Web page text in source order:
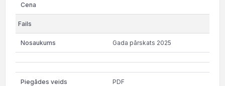
Gada pārskats 2025
PDF